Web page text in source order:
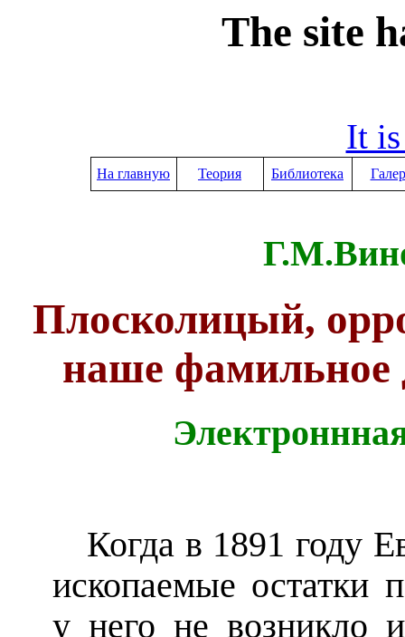
The site
It
На главную Теория Библиотека
Плосколицый,
наше фамильное
Когда в 1891 году
ископаемые остатки
у него не возникло